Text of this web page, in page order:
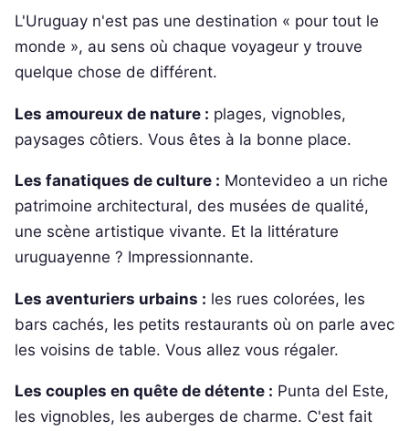
L'Uruguay n'est pas une destination « pour tout le
monde », au sens où chaque voyageur y trouve
quelque chose de différent.
Les amoureux de nature : plages, vignobles,
paysages côtiers. Vous êtes à la bonne place.
Les fanatiques de culture : Montevideo a un riche
patrimoine architectural, des musées de qualité,
une scène artistique vivante. Et la littérature
uruguayenne ? Impressionnante.
Les aventuriers urbains : les rues colorées, les
bars cachés, les petits restaurants où on parle avec
les voisins de table. Vous allez vous régaler.
Les couples en quête de détente : Punta del Este,
les vignobles, les auberges de charme. C'est fait